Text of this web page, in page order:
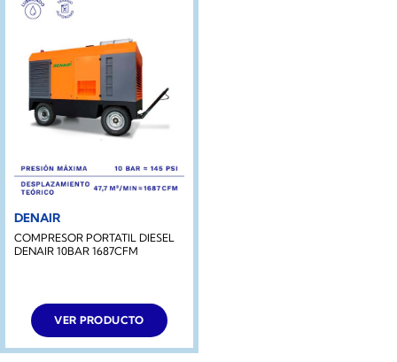
DENAIR
COMPRESOR PORTATIL DIESEL
DENAIR 10BAR 1687CFM
VER PRODUCTO